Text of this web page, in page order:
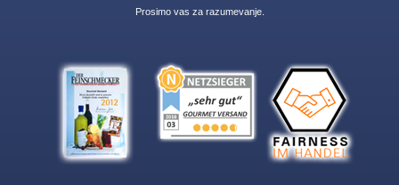
Prosimo vas za razumevanje.